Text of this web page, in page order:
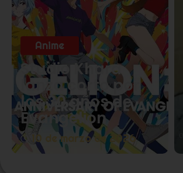
Anime
Studio Khara
lanza corto por
los 30 años de
Evangelion
10 de marzo de 2026